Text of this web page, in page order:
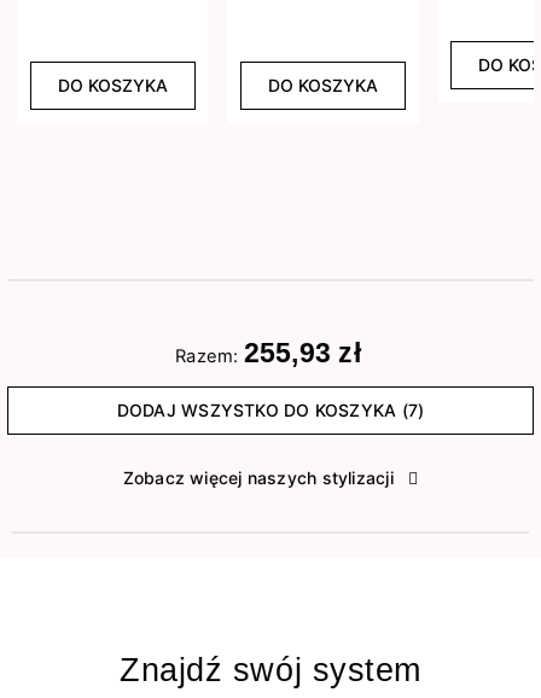
DO KOSZYKA DO KOSZYKA
DO
Razem: 255,93 zł
DODAJ WSZYSTKO DO KOSZYKA (7)
Zobacz więcej naszych stylizacji
Znajdź swój system